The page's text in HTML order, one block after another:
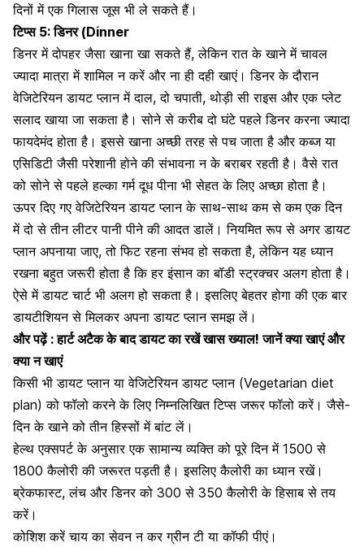
दिनों में एक गिलास जूस भी ले सकते हैं।
टिप्स 5:डिनर (Dinner
डिनर में दोपहर जैसा खाना खा सकते हैं, लेकिन रात के खाने में चावल
ज्‍यादा मात्रा में शामिल न करें और ना ही दही खाएं। डिनर के दौरान
वेजिटेरियन डायट प्लान में दाल, दो चपाती, थोड़ी सी राइस और एक प्‍लेट
सलाद खाया जा सकता है। सोने से करीब दो घंटे पहले डिनर करना ज्यादा
फायदेमंद होता है। इससे खाना अच्छी तरह से पच जाता है और कब्‍ज या
एसिडिटी जैसी परेशानी होने की संभावना न के बराबर रहती है। वैसे रात
को सोने से पहले हल्का गर्म दूध पीना भी सेहत के लिए अच्छा होता है।
ऊपर दिए गए वेजिटेरियन डायट प्लान के साथ-साथ कम से कमएक दिन
में दो से तीन लीटर पानी पीने की आदत डालें । नियमित रूप से अगर डायट
प्लान अपनाया जाए, तो फिट रहना संभव हो सकता है, लेकिन यह ध्यान
रखना बहुत जरूरी होता है कि हर इंसान का बॉडी स्ट्रक्चर अलग होता है।
ऐसे में डायट चार्ट भी अलग हो सकता है। इसलिए बेहतर होगा की एक बार
डायटीशियन से मिलकर अपना डायट प्लान समझ लें।
और पढ़ें :हार्ट अटैक के बाद डायट का रखें खास ख्याल! जानें क्या खाएं और
क्या न खाएं
किसी भी डायट प्लान या वेजिटेरियन डायट प्लान (Vegetarian diet
plan)को फॉलो करने के लिए निम्नलिखित टिप्स जरूर फॉलो करें। जैसे-
दिन के खाने को तीन हिस्सों में बांट लें।
हेल्थ एक्सपर्ट के अनुसार एक सामान्य व्यक्ति को पूरे दिन में 1500 से
1800कैलोरी की जरूरत पड़ती है । इसलिए कैलोरी का ध्यान रखें।
ब्रेकफास्ट, लंच और डिनर को 300 से 350 कैलोरी के हिसाब से तय
करें।
कोशिश करें चाय का सेवन न कर ग्रीन टी या कॉफी पीएं।